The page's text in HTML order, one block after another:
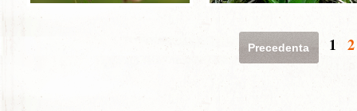
Precedenta 1 2